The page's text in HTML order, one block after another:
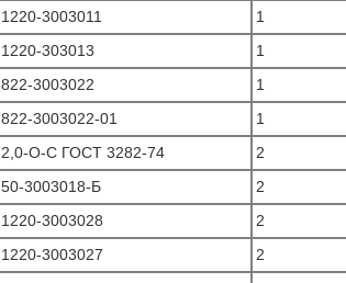
1220-3003011 1
1220-303013 1
822-3003022 1
822-3003022-01 1
2,0-О-С ГОСТ 3282-74 2
50-3003018-Б 2
1220-3003028 2
1220-3003027 2